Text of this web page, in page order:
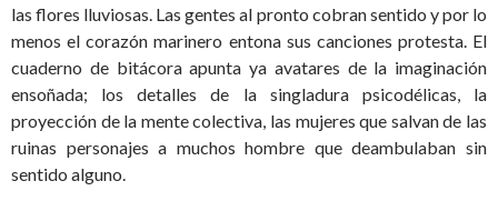
las flores lluviosas. Las gentes al pronto cobran sentido y por lo
menos el corazón marinero entona sus canciones protesta. El
cuaderno de bitácora apunta ya avatares de la imaginación
ensoñada; los detalles de la singladura psicodélicas, la
proyección de la mente colectiva, las mujeres que salvan de las
ruinas personajes a muchos hombre que deambulaban sin
sentido alguno.